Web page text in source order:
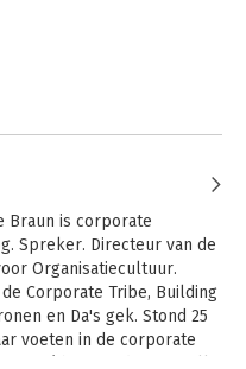
Braun is corporate
Spreker. Directeur van de
Organisatiecultuur.
Corporate Tribe, Building
en Da's gek. Stond 25
voeten in de corporate